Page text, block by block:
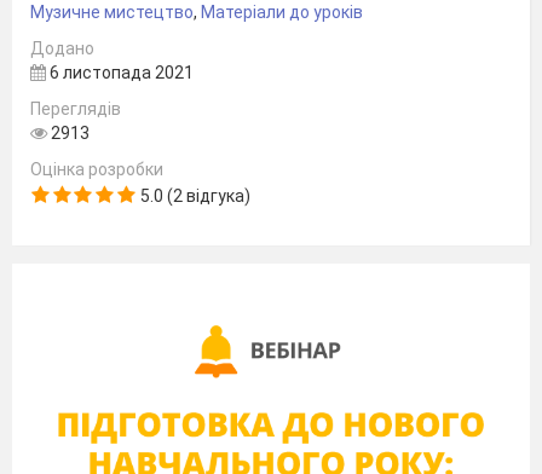
Музичне мистецтво, Матеріали до уроків
Додано
6 листопада 2021
Переглядів
2913
Оцінка розробки
5.0 (2 відгука)